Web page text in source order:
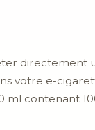
directement
votre e-
ml contenant